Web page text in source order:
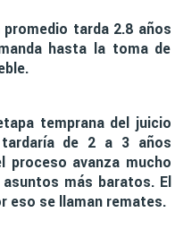
tarda 2.8 años
hasta la toma de
temprana del juicio
tardaría de 2 a 3 años
proceso avanza mucho
más baratos. El
eso se llaman remates.